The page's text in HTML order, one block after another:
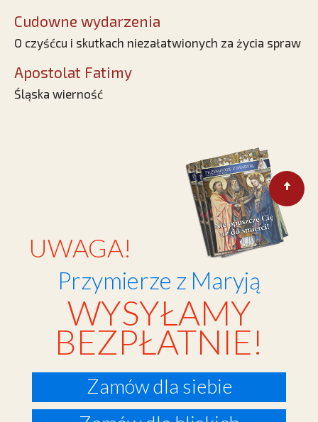
Cudowne wydarzenia
O czyśćcu i skutkach niezałatwionych za życia spraw
Apostolat Fatimy
Śląska wierność
UWAGA!
Przymierze z Maryją
WYSYŁAMY
BEZPŁATNIE!
Zamów dla siebie